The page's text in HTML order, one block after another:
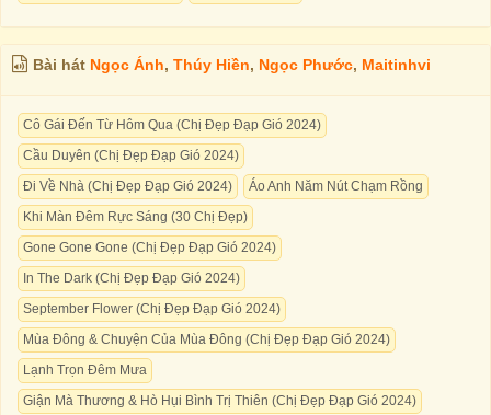
Bài hát Ngọc Ánh, Thúy Hiền, Ngọc Phước, Maitinhvi
Cô Gái Đến Từ Hôm Qua (Chị Đẹp Đạp Gió 2024)
Cầu Duyên (Chị Đẹp Đạp Gió 2024)
Đi Về Nhà (Chị Đẹp Đạp Gió 2024)
Áo Anh Năm Nút Chạm Rồng
Khi Màn Đêm Rực Sáng (30 Chị Đẹp)
Gone Gone Gone (Chị Đẹp Đạp Gió 2024)
In The Dark (Chị Đẹp Đạp Gió 2024)
September Flower (Chị Đẹp Đạp Gió 2024)
Mùa Đông & Chuyện Của Mùa Đông (Chị Đẹp Đạp Gió 2024)
Lạnh Trọn Đêm Mưa
Giận Mà Thương & Hò Hụi Bình Trị Thiên (Chị Đẹp Đạp Gió 2024)